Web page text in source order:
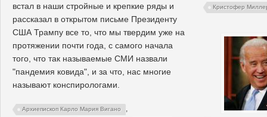
Кристофер
встал в наши стройные и крепкие ряды и
рассказал в открытом письме Президенту
США Трампу все то, что мы твердим уже на
протяжении почти года, с самого начала
того, что так называемые СМИ назвали
"пандемия ковида", и за что, нас многие
называют конспирологами.
Архиепископ Карло Мария Вигано ,